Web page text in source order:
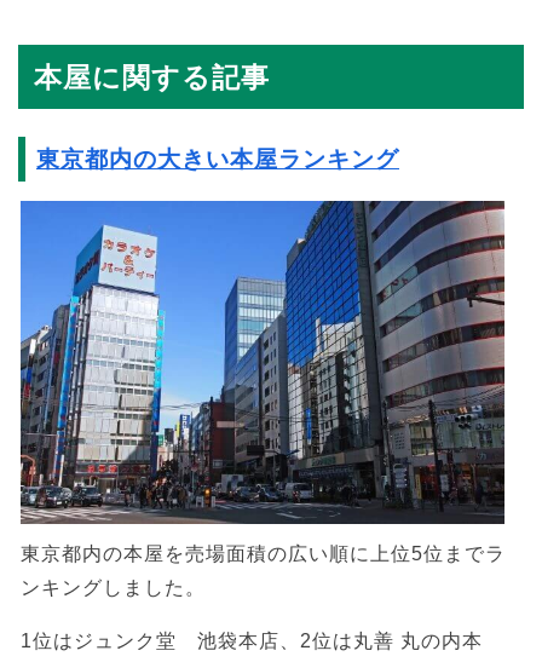
本屋に関する記事
東京都内の大きい本屋ランキング
東京都内の本屋を売場面積の広い順に上位5位までラ
ンキングしました。
1位はジュンク堂 池袋本店、2位は丸善 丸の内本